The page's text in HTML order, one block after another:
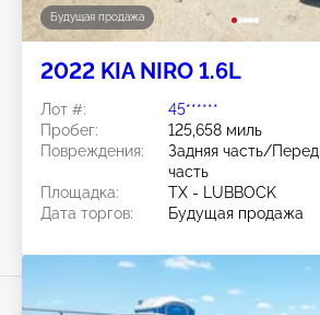
Будущая продажа
2022 KIA NIRO 1.6L
Лот #:
45******
Пробег:
125,658 миль
Повреждения:
Задняя часть/
часть
Площадка:
TX - LUBBOCK
Дата торгов:
Будущая продажа